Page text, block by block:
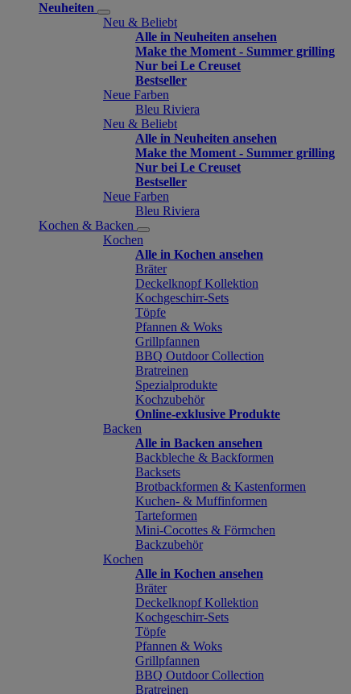
Neuheiten
Neu & Beliebt
Alle in Neuheiten ansehen
Make the Moment - Summer grilling
Nur bei Le Creuset
Bestseller
Neue Farben
Bleu Riviera
Neu & Beliebt
Alle in Neuheiten ansehen
Make the Moment - Summer grilling
Nur bei Le Creuset
Bestseller
Neue Farben
Bleu Riviera
Kochen & Backen
Kochen
Alle in Kochen ansehen
Bräter
Deckelknopf Kollektion
Kochgeschirr-Sets
Töpfe
Pfannen & Woks
Grillpfannen
BBQ Outdoor Collection
Bratreinen
Spezialprodukte
Kochzubehör
Online-exklusive Produkte
Backen
Alle in Backen ansehen
Backbleche & Backformen
Backsets
Brotbackformen & Kastenformen
Kuchen- & Muffinformen
Tarteformen
Mini-Cocottes & Förmchen
Backzubehör
Kochen
Alle in Kochen ansehen
Bräter
Deckelknopf Kollektion
Kochgeschirr-Sets
Töpfe
Pfannen & Woks
Grillpfannen
BBQ Outdoor Collection
Bratreinen